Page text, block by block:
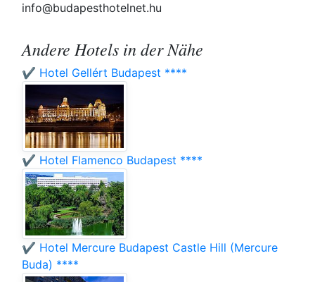
info@budapesthotelnet.hu
Andere Hotels in der Nähe
✔️ Hotel Gellért Budapest ****
✔️ Hotel Flamenco Budapest ****
✔️ Hotel Mercure Budapest Castle Hill (Mercure
Buda) ****